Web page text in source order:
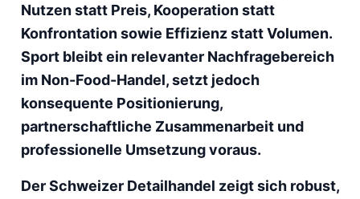
Nutzen statt Preis, Kooperation statt
Konfrontation sowie Effizienz statt Volumen.
Sport bleibt ein relevanter Nachfragebereich
im Non-Food-Handel, setzt jedoch
konsequente Positionierung,
partnerschaftliche Zusammenarbeit und
professionelle Umsetzung voraus.
Der Schweizer Detailhandel zeigt sich robust,